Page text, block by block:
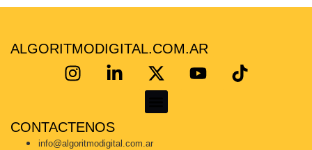
ALGORITMODIGITAL.COM.AR
CONTACTENOS
info@algoritmodigital.com.ar